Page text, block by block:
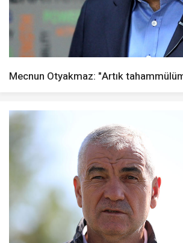
Mecnun Otyakmaz: "Artık